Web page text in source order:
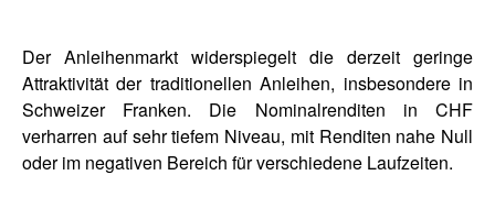
Der Anleihenmarkt widerspiegelt die derzeit geringe
Attraktivität der traditionellen Anleihen, insbesondere in
Schweizer Franken. Die Nominalrenditen in CHF
verharren auf sehr tiefem Niveau, mit Renditen nahe Null
oder im negativen Bereich für verschiedene Laufzeiten.